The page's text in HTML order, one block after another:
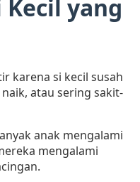
yang
karena si kecil susah
atau sering sakit-
anak mengalami
mengalami